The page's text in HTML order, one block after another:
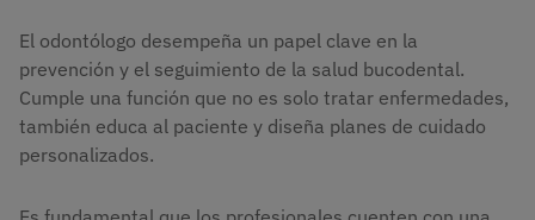
El odontólogo desempeña un papel clave en la
prevención y el seguimiento de la salud bucodental.
Cumple una función que no es solo tratar enfermedades,
también educa al paciente y diseña planes de cuidado
personalizados.